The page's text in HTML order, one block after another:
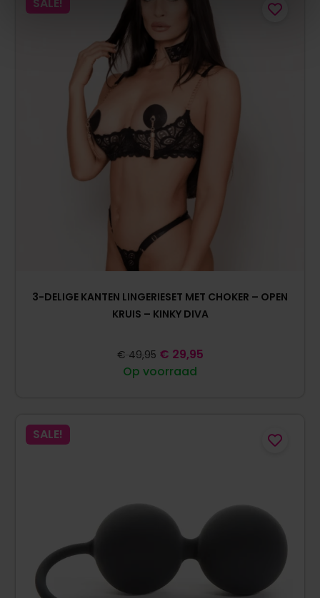
3-DELIGE KANTEN LINGERIESET MET CHOKER – OPEN
KRUIS – KINKY DIVA
Op voorraad
€ 49,95 € 29,95
SALE!